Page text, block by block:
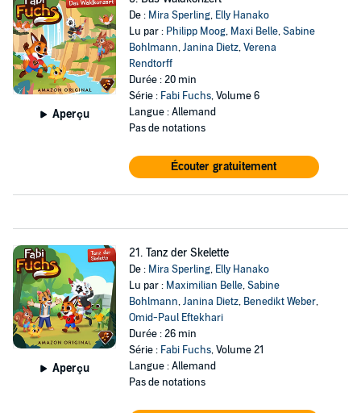
Aperçu
De : Mira Sperling, Elly Hanako
Lu par : Philipp Moog, Maxi Belle,Sabine
Bohlmann,Janina Dietz,Verena
Rendtorff
Durée : 20 min
Série : Fabi Fuchs, Volume 6
Langue : Allemand
Pas de notations
Écouter gratuitement
Aperçu
21. Tanz der Skelette
De : Mira Sperling, Elly Hanako
Lu par : Maximilian Belle,Sabine
Bohlmann,Janina Dietz, Benedikt Weber,
Omid-Paul Eftekhari
Durée : 26 min
Série : Fabi Fuchs, Volume 21
Langue : Allemand
Pas de notations